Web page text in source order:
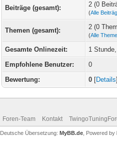
Beiträge (gesamt): 2 (0
(Alle
Themen (gesamt): 2 (0
(Alle
Gesamte Onlinezeit:
1
Empfohlene Benutzer:
0
Bewertung:
0 [Details]
Foren-Team Kontakt
Deutsche Übersetzung: MyBB.de, Powered by